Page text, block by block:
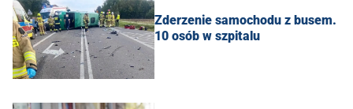
Zderzenie samochodu z busem.
10 osób w szpitalu